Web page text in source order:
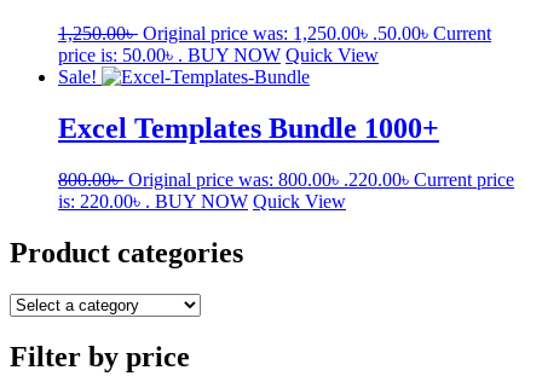
1,250.00৳ Original price was: 1,250.00৳ .50.00৳ Current
price is: 50.00৳ . BUY NOW Quick View
Sale!
Excel Templates Bundle 1000+
800.00৳ Original price was: 800.00৳ .220.00৳ Current price
is: 220.00৳ . BUY NOW Quick View
Product categories
Filter by price